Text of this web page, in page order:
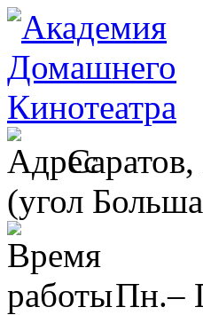
(угол
Пн.–